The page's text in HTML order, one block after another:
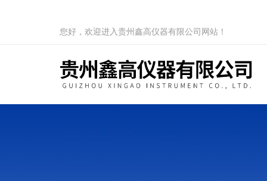
您好，欢迎进入贵州鑫高仪器有限公司网站！